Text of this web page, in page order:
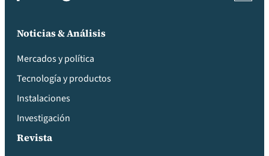
Noticias & Análisis
Mercados y política
Tecnología y productos
Instalaciones
Investigación
Revista